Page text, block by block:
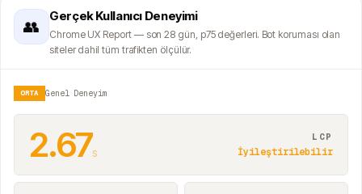
👥
Gerçek Kullanıcı Deneyimi
Chrome UX Report — son 28 gün, p75 değerleri. Bot koruması olan
siteler dahil tüm trafikten ölçülür.
ORTA Genel Deneyim
2.67s
LCP
İyileştirilebilir